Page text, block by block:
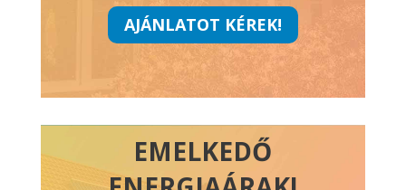
AJÁNLATOT KÉREK!
EMELKEDŐ